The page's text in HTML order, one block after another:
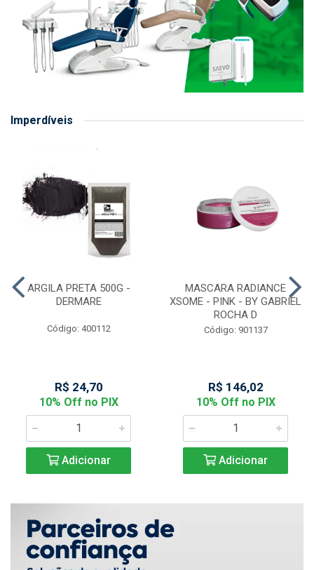
Imperdíveis
ARGILA PRETA 500G -
DERMARE
Código: 400112
R$ 24,70
10% Off no PIX
Adicionar
MASCARA RADIANCE
XSOME - PINK - BY GABRIEL
ROCHA D
Código: 901137
R$ 146,02
10% Off no PIX
Adicionar